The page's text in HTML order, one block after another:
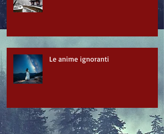
Le anime ignoranti